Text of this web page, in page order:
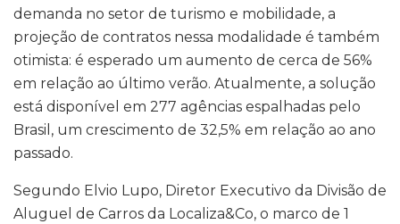
demanda no setor de turismo e mobilidade, a
projeção de contratos nessa modalidade é também
otimista: é esperado um aumento de cerca de 56%
em relação ao último verão. Atualmente, a solução
está disponível em 277 agências espalhadas pelo
Brasil, um crescimento de 32,5% em relação ao ano
passado.
Segundo Elvio Lupo, Diretor Executivo da Divisão de
Aluguel de Carros da Localiza&Co, o marco de 1